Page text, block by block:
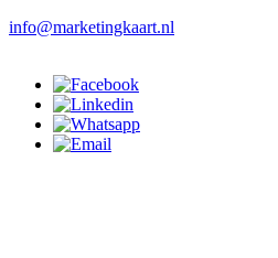
info@marketingkaart.nl